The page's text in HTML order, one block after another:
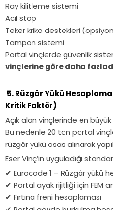
Ray kilitleme sistemi
Acil stop
Teker kriko destekleri
Tampon sistemi
Portal vinçlerde güvenlik
vinçlerine göre daha
5. Rüzgâr Yükü
Kritik Faktör)
Açık alan vinçlerinde en büyük
Bu nedenle 20 ton portal
rüzgâr yükü esas alınarak
Eser Vinç’in uyguladığı
✔ Eurocode 1 – Rüzgâr yükü
✔ Portal ayak rijitliği için FEM
✔ Fırtına freni hesaplaması